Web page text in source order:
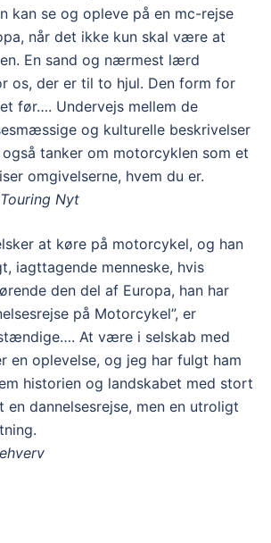
kan se og opleve på en mc-rejse
når det ikke kun skal være at
En sand og nærmest lærd
os, der er til to hjul. Den form for
før…. Undervejs mellem de
og kulturelle beskrivelser
tanker om motorcyklen som et
omgivelserne, hvem du er.
Nyt
at køre på motorcykel, og han
iagttagende menneske, hvis
den del af Europa, han har
på Motorcykel”, er
At være i selskab med
en oplevelse, og jeg har fulgt ham
historien og landskabet med stort
dannelsesrejse, men en utroligt